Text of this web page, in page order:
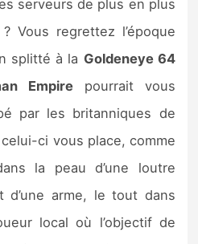
serveurs de plus en plus
? Vous regrettez l’époque
splitté à la Goldeneye 64
Empire pourrait vous
par les britanniques de
ci vous place, comme
la peau d’une loutre
d’une arme, le tout dans
local où l’objectif de